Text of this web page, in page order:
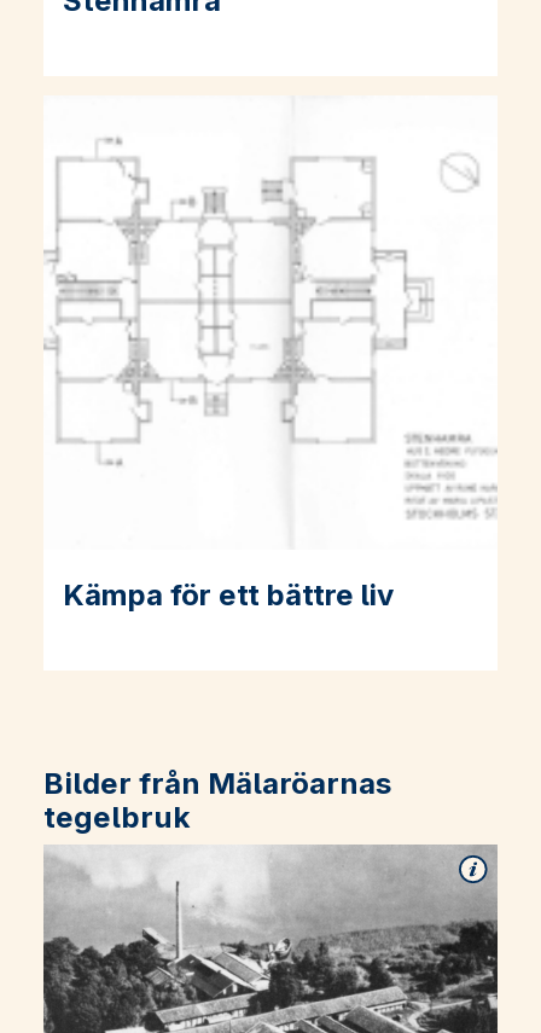
Kämpa för ett bättre liv
Läs mer om Kämpa för ett bättre liv
Bilder från Mälaröarnas
tegelbruk